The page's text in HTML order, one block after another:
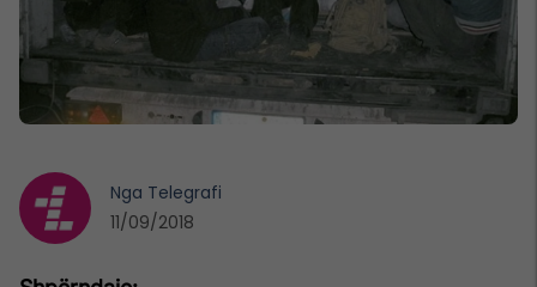
Nga Telegrafi
11/09/2018